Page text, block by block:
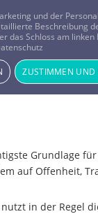
Horoskope
Grundlage
auf Offenheit,
in der Regel
und der
das Schloss am
ZUSTIMMEN UND